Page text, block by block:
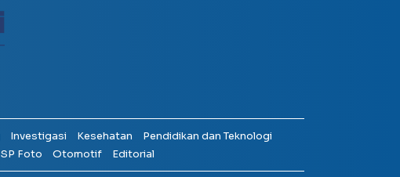
Investigasi Kesehatan
Pendidikan dan Teknologi
SP Foto Otomotif Editorial